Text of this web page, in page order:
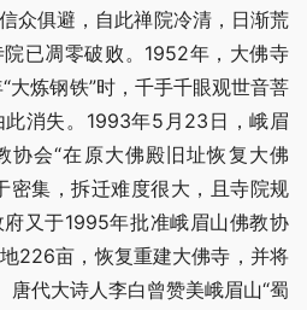
众俱避，自此禅院冷清，日渐荒
已凋零破败。1952年，大佛寺
大炼钢铁”时，千手千眼观世音菩
消失。1993年5月23日，峨眉
协会“在原大佛殿旧址恢复大佛
密集，拆迁难度很大，且寺院规
又于1995年批准峨眉山佛教协
226亩，恢复重建大佛寺，并将
唐代大诗人李白曾赞美峨眉山“蜀